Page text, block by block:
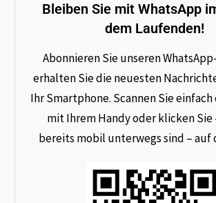
Bleiben Sie mit WhatsApp
dem Laufenden!
Abonnieren Sie unseren
erhalten Sie die neuesten
Ihr Smartphone. Scannen Sie einfach
mit Ihrem Handy oder klicken Sie
bereits mobil unterwegs sind – auf